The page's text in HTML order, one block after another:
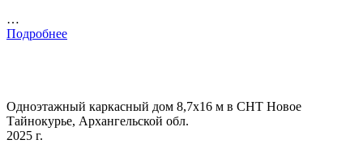
…
Подробнее
Одноэтажный каркасный дом 8,7х16 м в СНТ Новое
Тайнокурье, Архангельской обл.
2025 г.